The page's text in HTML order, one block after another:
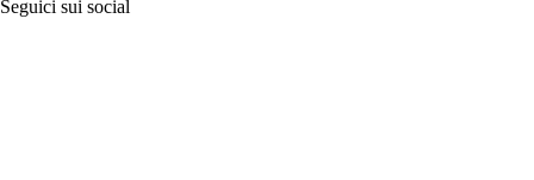
Seguici sui social